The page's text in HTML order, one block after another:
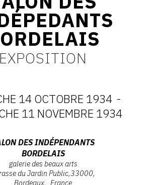
INSTAGRAM
FACEBOOK
EXPOSITION
DATES
:
DIMANCHE
14 OCTOBRE 1934 -
11 NOVEMBRE 1934
DES INDÉPENDANTS
BORDELAIS
galerie des beaux arts
du Jardin Public 33000
Bordeaux
France